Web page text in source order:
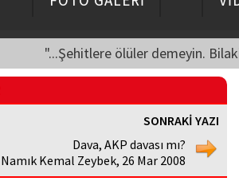
"...Şehitlere ölüler demeyin.
SONRAKİ YAZI
Dava, AKP davası mı?
Namık Kemal Zeybek, 26 Mar 2008